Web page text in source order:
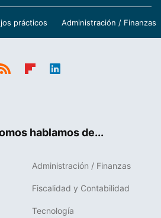
prácticos Administración / Finanzas
hablamos de...
Administración / Finanzas
Fiscalidad y Contabilidad
Tecnología